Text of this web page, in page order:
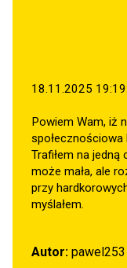
18.11.2025
Powiem Wam, iż
Trafiłem na jedną
może mała, ale
przy
myślałem.
Autor: pawel253